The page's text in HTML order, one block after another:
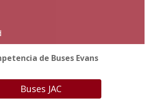
de Buses Evans
Buses JAC